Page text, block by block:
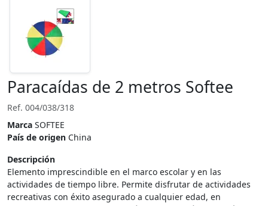
Paracaídas de 2 metros Softee
Ref. 004/038/318
Marca SOFTEE
País de origen China
Descripción
Elemento imprescindible en el marco escolar y en las
actividades de tiempo libre. Permite disfrutar de actividades
recreativas con éxito asegurado a cualquier edad, en